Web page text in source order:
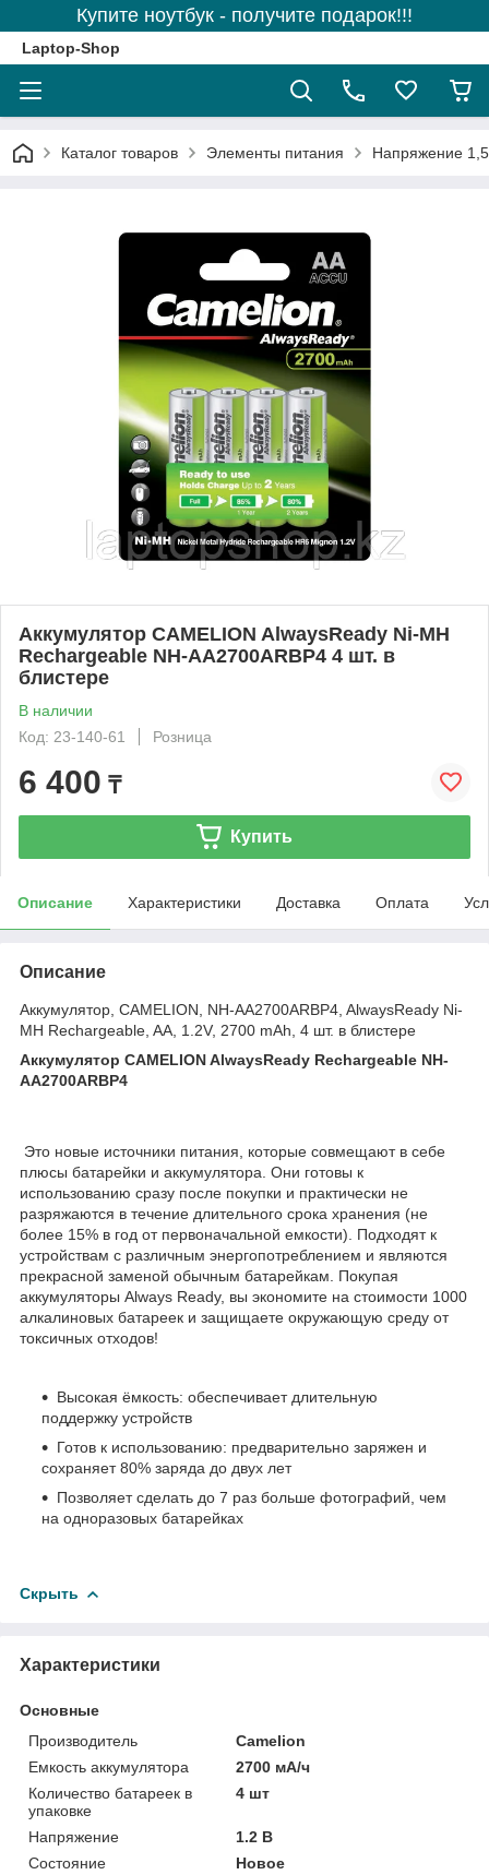
Купите ноутбук - получите подарок!!!
Laptop-Shop
Каталог товаров Элементы питания Напряжение
Аккумулятор CAMELION AlwaysReady Ni-MH
Rechargeable NH-AA2700ARBP4 4 шт. в
блистере
В наличии
Код: 23-140-61
Розница
6 400 ₸
Купить
Описание Характеристики Доставка Оплата
Описание
Аккумулятор, CAMELION, NH-AA2700ARBP4, AlwaysReady Ni-
MH Rechargeable, AA, 1.2V, 2700 mAh, 4 шт. в блистере
Аккумулятор CAMELION AlwaysReady Rechargeable NH-
AA2700ARBP4
Это новые источники питания, которые совмещают в себе
плюсы батарейки и аккумулятора. Они готовы к
использованию сразу после покупки и практически не
разряжаются в течение длительного срока хранения (не
более 15% в год от первоначальной емкости). Подходят к
устройствам с различным энергопотреблением и являются
прекрасной заменой обычным батарейкам. Покупая
аккумуляторы Always Ready, вы экономите на стоимости 1000
алкалиновых батареек и защищаете окружающую среду от
токсичных отходов!
Высокая ёмкость: обеспечивает длительную
поддержку устройств
Готов к использованию: предварительно заряжен и
сохраняет 80% заряда до двух лет
Позволяет сделать до 7 раз больше фотографий, чем
на одноразовых батарейках
Скрыть
Характеристики
Основные
Производитель
Camelion
Емкость аккумулятора
2700 мА/ч
Количество батареек в
упаковке
4 шт
Напряжение
1.2 В
Состояние
Новое